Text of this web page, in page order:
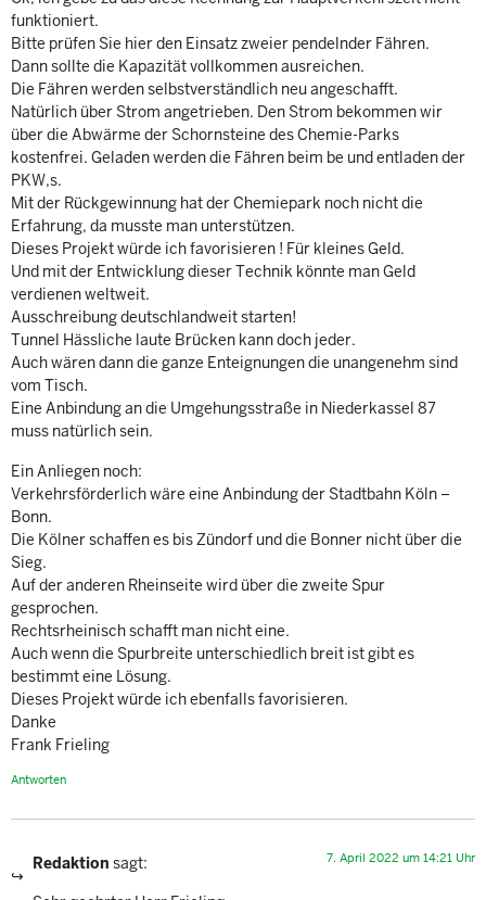
funktioniert.
Bitte prüfen Sie hier den Einsatz zweier pendelnder Fähren.
Dann sollte die Kapazität vollkommen ausreichen.
Die Fähren werden selbstverständlich neu angeschafft.
Natürlich über Strom angetrieben. Den Strom bekommen wir
über die Abwärme der Schornsteine des Chemie-Parks
kostenfrei. Geladen werden die Fähren beim be und entladen der
PKW,s.
Mit der Rückgewinnung hat der Chemiepark noch nicht die
Erfahrung, da musste man unterstützen.
Dieses Projekt würde ich favorisieren ! Für kleines Geld.
Und mit der Entwicklung dieser Technik könnte man Geld
verdienen weltweit.
Ausschreibung deutschlandweit starten!
Tunnel Hässliche laute Brücken kann doch jeder.
Auch wären dann die ganze Enteignungen die unangenehm sind
vom Tisch.
Eine Anbindung an die Umgehungsstraße in Niederkassel 87
muss natürlich sein.
Ein Anliegen noch:
Verkehrsförderlich wäre eine Anbindung der Stadtbahn Köln –
Bonn.
Die Kölner schaffen es bis Zündorf und die Bonner nicht über die
Sieg.
Auf der anderen Rheinseite wird über die zweite Spur
gesprochen.
Rechtsrheinisch schafft man nicht eine.
Auch wenn die Spurbreite unterschiedlich breit ist gibt es
bestimmt eine Lösung.
Dieses Projekt würde ich ebenfalls favorisieren.
Danke
Frank Frieling
Antworten
Redaktion sagt: 7. April 2022 um 14:21 Uhr